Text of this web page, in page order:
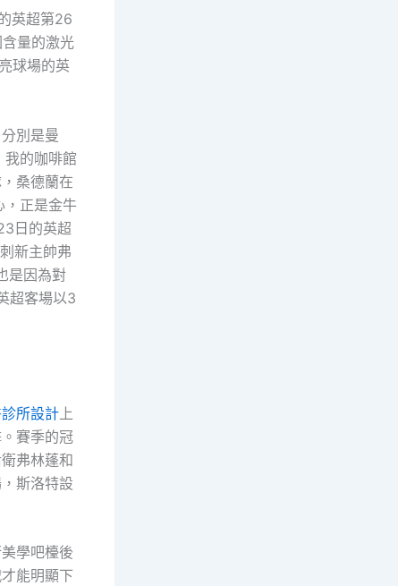
英超第26
量的激光
球場的英
別是曼
的咖啡館
桑德蘭在
，正是金牛
日的英超
新主帥弗
是因為對
超客場以3
所設計 上
賽季的冠
弗林蓬和
斯洛特設
學吧檯後
能明顯下